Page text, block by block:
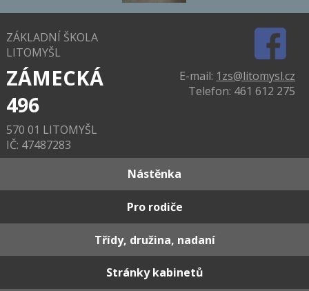
ZÁKLADNÍ ŠKOLA
LITOMYŠL
ZÁMECKÁ
496
570 01 LITOMYŠL
IČ: 47487283
E-mail: 1zs@litomysl.cz
Telefon: 461 612 275
Nástěnka
Pro rodiče
Třídy, družina, nadaní
Stránky kabinetů